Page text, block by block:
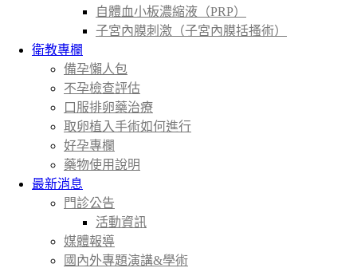
自體血小板濃縮液（PRP）
子宮內膜刺激（子宮內膜括搔術）
衛教專欄
備孕懶人包
不孕檢查評估
口服排卵藥治療
取卵植入手術如何進行
好孕專欄
藥物使用說明
最新消息
門診公告
活動資訊
媒體報導
國內外專題演講&學術